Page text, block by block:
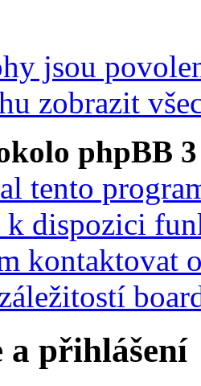
jsou
zobrazit
phpBB 3
tento
k dispozici
kontaktovat
a přihlášení